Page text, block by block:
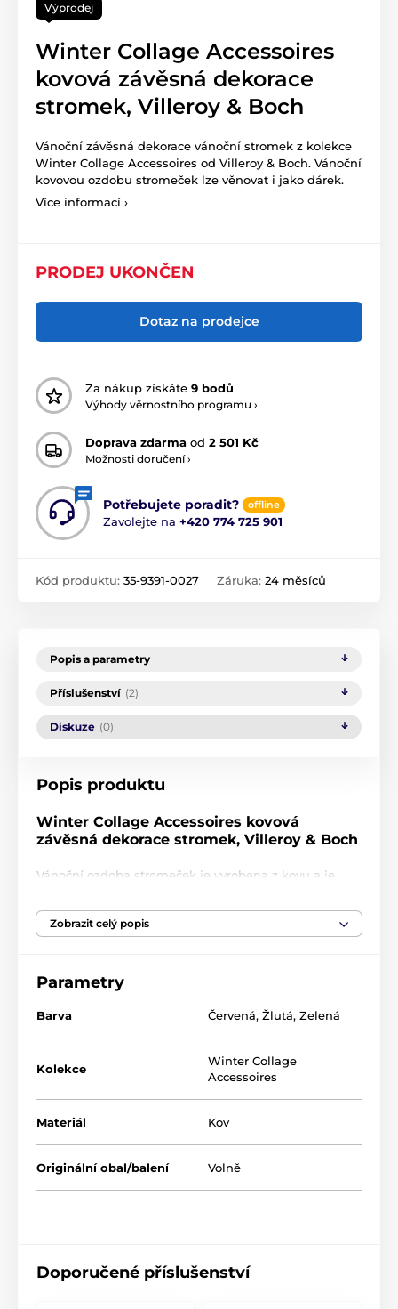
Výprodej
Winter Collage Accessoires
kovová závěsná dekorace
stromek, Villeroy & Boch
Vánoční závěsná dekorace vánoční stromek z kolekce
Winter Collage Accessoires od Villeroy & Boch. Vánoční
kovovou ozdobu stromeček lze věnovat i jako dárek.
Více informací ›
PRODEJ UKONČEN
Dotaz na prodejce
Za nákup získáte 9 bodů
Výhody věrnostního programu ›
Doprava zdarma od 2 501 Kč
Možnosti doručení ›
Potřebujete poradit? offline
Zavolejte na +420 774 725 901
Kód produktu: 35-9391-0027 Záruka: 24 měsíců
Popis a parametry
Příslušenství (2)
Diskuze (0)
Popis produktu
Winter Collage Accessoires kovová
závěsná dekorace stromek, Villeroy & Boch
Vánoční ozdoba stromeček je vyrobena z kovu a je
zavěste na vánoční stromeček nebo na větvičku
borovice ve vaší váze.
Vánoční ozdoba nebo dekorace stromeček
Vyrobeno z kovu
Rozměr: 12 cm
Produkt je zařazen v kategoriích
Vánoční dekorace a doplňky Villeroy & Boch
Zobrazit celý popis
Parametry
Barva Červená, Žlutá, Zelená
Kolekce
Winter Collage
Accessoires
Materiál Kov
Originální obal/balení Volně
Doporučené příslušenství